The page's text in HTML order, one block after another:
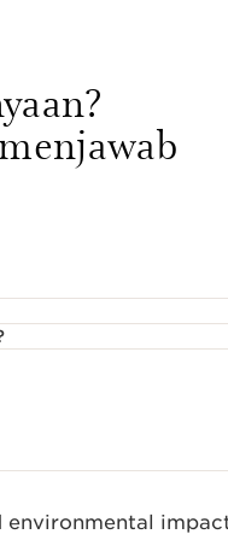
environmental